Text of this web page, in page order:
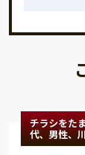
チラシをた
代、男性、